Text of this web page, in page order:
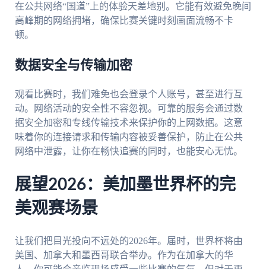
在公共网络“国道”上的体验天差地别。它能有效避免晚间
高峰期的网络拥堵，确保比赛关键时刻画面流畅不卡
顿。
数据安全与传输加密
观看比赛时，我们难免也会登录个人账号，甚至进行互
动。网络活动的安全性不容忽视。可靠的服务会通过数
据安全加密和专线传输技术来保护你的上网数据。这意
味着你的连接请求和传输内容被妥善保护，防止在公共
网络中泄露，让你在畅快追赛的同时，也能安心无忧。
展望2026：美加墨世界杯的完
美观赛场景
让我们把目光投向不远处的2026年。届时，世界杯将由
美国、加拿大和墨西哥联合举办。作为在加拿大的华